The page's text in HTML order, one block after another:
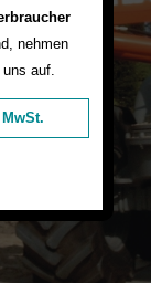
nehmen
auf.